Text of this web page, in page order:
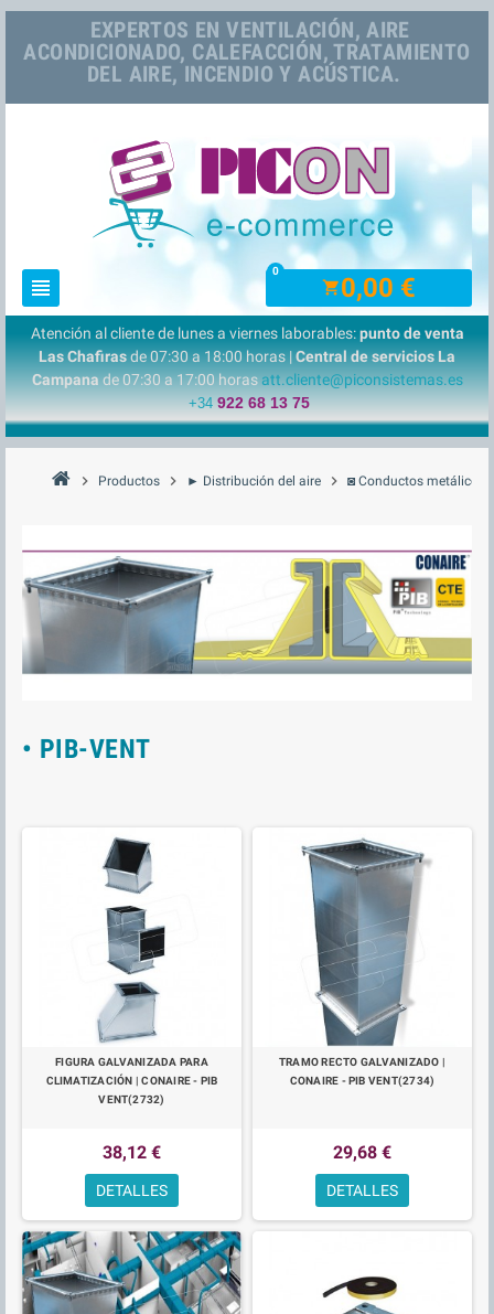
EXPERTOS EN VENTILACIÓN, AIRE
ACONDICIONADO, CALEFACCIÓN, TRATAMIENTO
DEL AIRE, INCENDIO Y ACÚSTICA.
view_headline shopping_cart0,00 €
0
Atención al cliente de lunes a viernes laborables:punto de venta
Las Chafirasde 07:30 a 18:00 horas |Central de servicios La
Campanade 07:30 a 17:00 horasatt.cliente@piconsistemas.es
+34 922 68 13 75
chevron_right Productos chevron_right ► Distribución del aire chevron_right ◙ Conductos metálicos
• PIB-VENT
FIGURA GALVANIZADA PARA
CLIMATIZACIÓN | CONAIRE - PIB
VENT(2732)
38,12 €
DETALLES
TRAMO RECTO GALVANIZADO |
CONAIRE - PIB VENT(2734)
29,68 €
DETALLES